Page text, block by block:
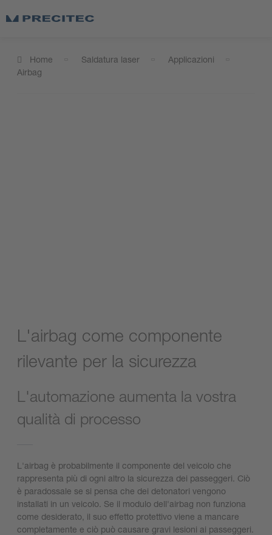
Home Saldatura laser
Applicazioni
Airbag
L'airbag come componente
rilevante per la sicurezza
L'automazione aumenta la vostra
qualità di processo
L'airbag è probabilmente il componente del veicolo che
rappresenta più di ogni altro la sicurezza dei passeggeri. Ciò
è paradossale se si pensa che dei detonatori vengono
installati in un veicolo. Se il modulo dell'airbag non funziona
come desiderato, il suo effetto protettivo viene a mancare
completamente e ciò può causare gravi lesioni ai passeggeri.